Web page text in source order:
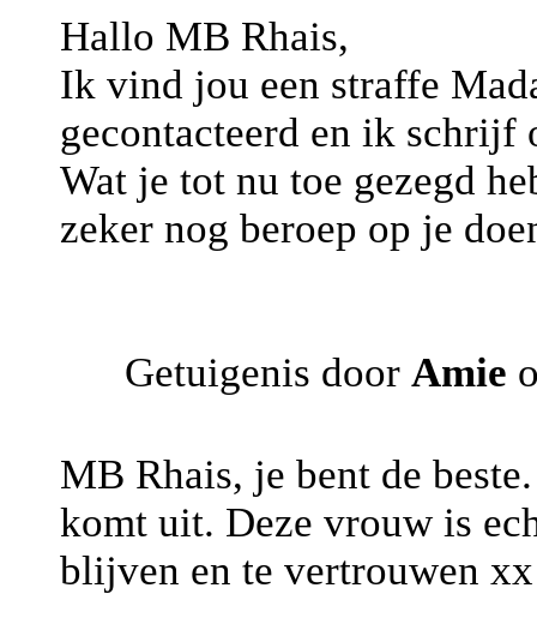
Hallo MB Rhais,
Ik vind jou een straffe
gecontacteerd en ik
Wat je tot nu toe gezegd
zeker nog beroep op je
Getuigenis door Amie
MB Rhais, je bent de
komt uit. Deze vrouw is
blijven en te vertrouwen